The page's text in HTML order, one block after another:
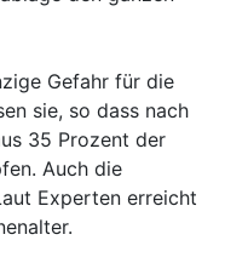
Gefahr für die
sie, so dass nach
35 Prozent der
Auch die
Experten erreicht